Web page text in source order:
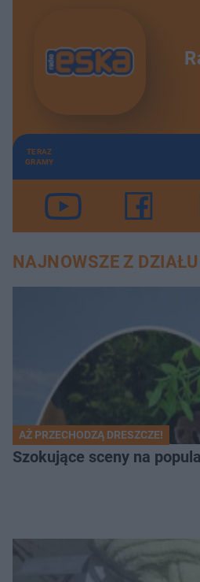
TERAZ
GRAMY
NAJNOWSZE Z
AŻ PRZECHODZĄ DRESZCZE!
Szokujące sceny na